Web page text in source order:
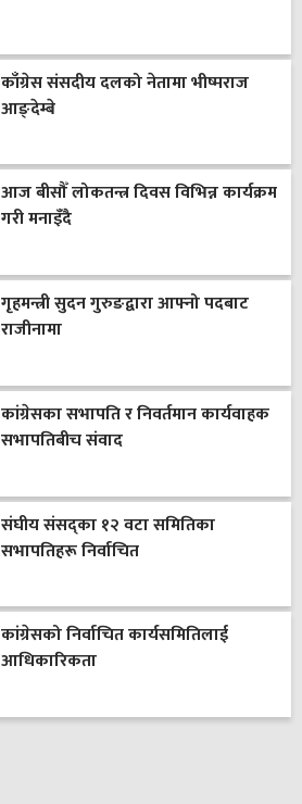
काँग्रेस संसदीय दलको नेतामा भीष्मराज
आङ्देम्बे
आज बीसौँ लोकतन्त्र दिवस विभिन्न कार्यक्रम
गरी मनाइँदै
गृहमन्त्री सुदन गुरुङद्वारा आफ्नो पदबाट
राजीनामा
कांग्रेसका सभापति र निवर्तमान कार्यवाहक
सभापतिबीच संवाद
संघीय संसद्का १२ वटा समितिका
सभापतिहरू निर्वाचित
कांग्रेसको निर्वाचित कार्यसमितिलाई
आधिकारिकता